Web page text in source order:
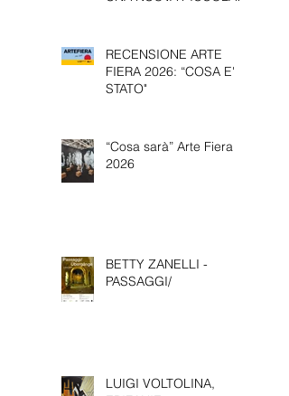
PRESENZA ALLA 61^
EDIZIONE DELLA
BIENNALE D’ARTE DI
RECENSIONE ARTE